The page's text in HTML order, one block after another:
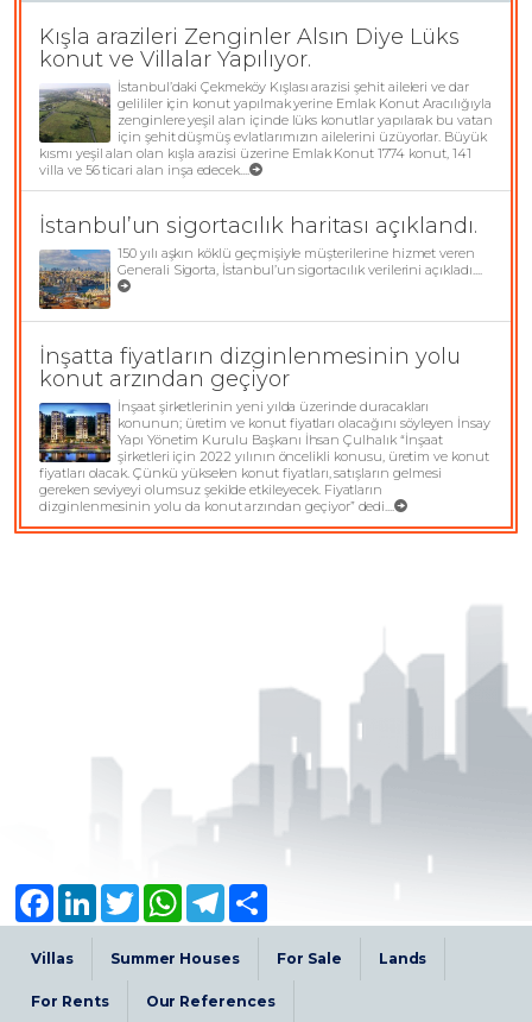
Kışla arazileri Zenginler Alsın Diye Lüks
konut ve Villalar Yapılıyor.
İstanbul’daki Çekmeköy Kışlası arazisi şehit aileleri ve dar
gelililer için konut yapılmak yerine Emlak Konut Aracılığıyla
zenginlere yeşil alan içinde lüks konutlar yapılarak bu vatan
için şehit düşmüş evlatlarımızın ailelerini üzüyorlar. Büyük
kısmı yeşil alan olan kışla arazisi üzerine Emlak Konut 1774 konut, 141
villa ve 56 ticari alan inşa edecek....
İstanbul’un sigortacılık haritası açıklandı.
150 yılı aşkın köklü geçmişiyle müşterilerine hizmet veren
Generali Sigorta, İstanbul’un sigortacılık verilerini açıkladı....
İnşatta fiyatların dizginlenmesinin yolu
konut arzından geçiyor
İnşaat şirketlerinin yeni yılda üzerinde duracakları
konunun; üretim ve konut fiyatları olacağını söyleyen İnsay
Yapı Yönetim Kurulu Başkanı İhsan Çulhalık “İnşaat
şirketleri için 2022 yılının öncelikli konusu, üretim ve konut
fiyatları olacak. Çünkü yükselen konut fiyatları, satışların gelmesi
gereken seviyeyi olumsuz şekilde etkileyecek. Fiyatların
dizginlenmesinin yolu da konut arzından geçiyor” dedi....
Villas Summer Houses For Sale Lands
For Rents Our References
FacebookLinkedInTwitter WhatsAppTelegram